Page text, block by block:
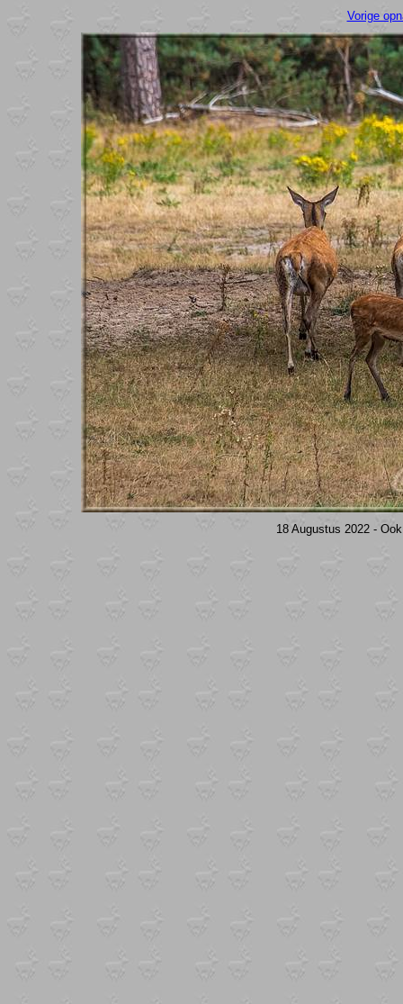
Vorige
18 Augustus 2022 -